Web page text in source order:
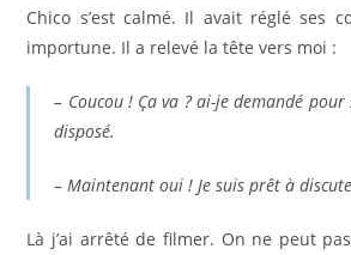
Chico s’est calmé. Il avait réglé ses
importune. Il a relevé la tête vers moi :
– Coucou ! Ça va ? ai-je demandé
disposé.
– Maintenant oui ! Je suis prêt à
Là j’ai arrêté de filmer. On ne peut